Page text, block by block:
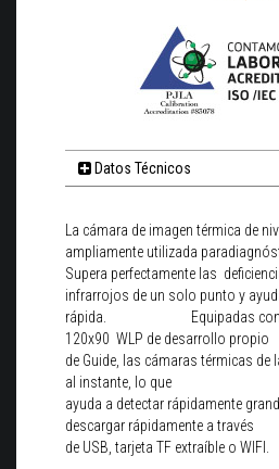
Datos Técnicos
La cámara de imagen térmica de
ampliamente utilizada
Supera perfectamente las
infrarrojos de un solo punto y
rápida. Equipadas con
120x90 WLP de desarrollo propio
de Guide, las cámaras térmicas
al instante, lo que
ayuda a detectar rápidamente
descargar rápidamente a través
de USB, tarjeta TF extraíble o WIFI.